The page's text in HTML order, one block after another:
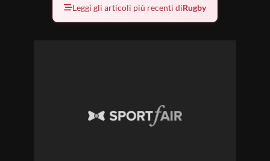
Leggi gli articoli più recenti diRugby